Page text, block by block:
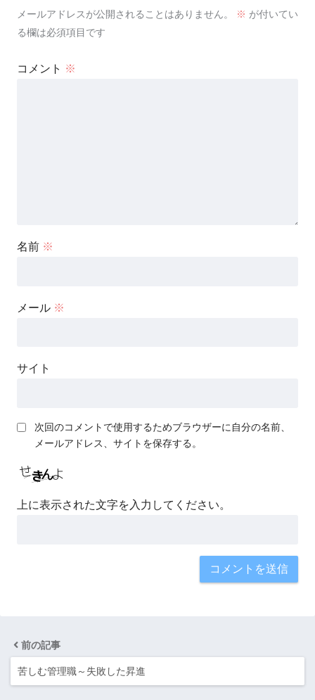
メールアドレスが公開されることはありません。 ※ が付いてい
る欄は必須項目です
コメント ※
名前 ※
メール ※
サイト
次回のコメントで使用するためブラウザーに自分の名前、
メールアドレス、サイトを保存する。
上に表示された文字を入力してください。
前の記事
苦しむ管理職～失敗した昇進